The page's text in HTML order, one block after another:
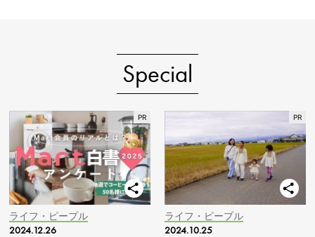
Special
ライフ・ピープル
2024.12.26
ライフ・ピープル
2024.10.25